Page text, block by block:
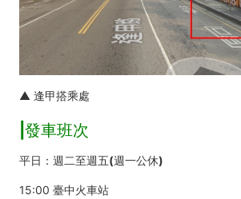
▲ 逢甲搭乘處
|發車班次
平日：週二至週五(週一公休)
15:00 臺中火車站